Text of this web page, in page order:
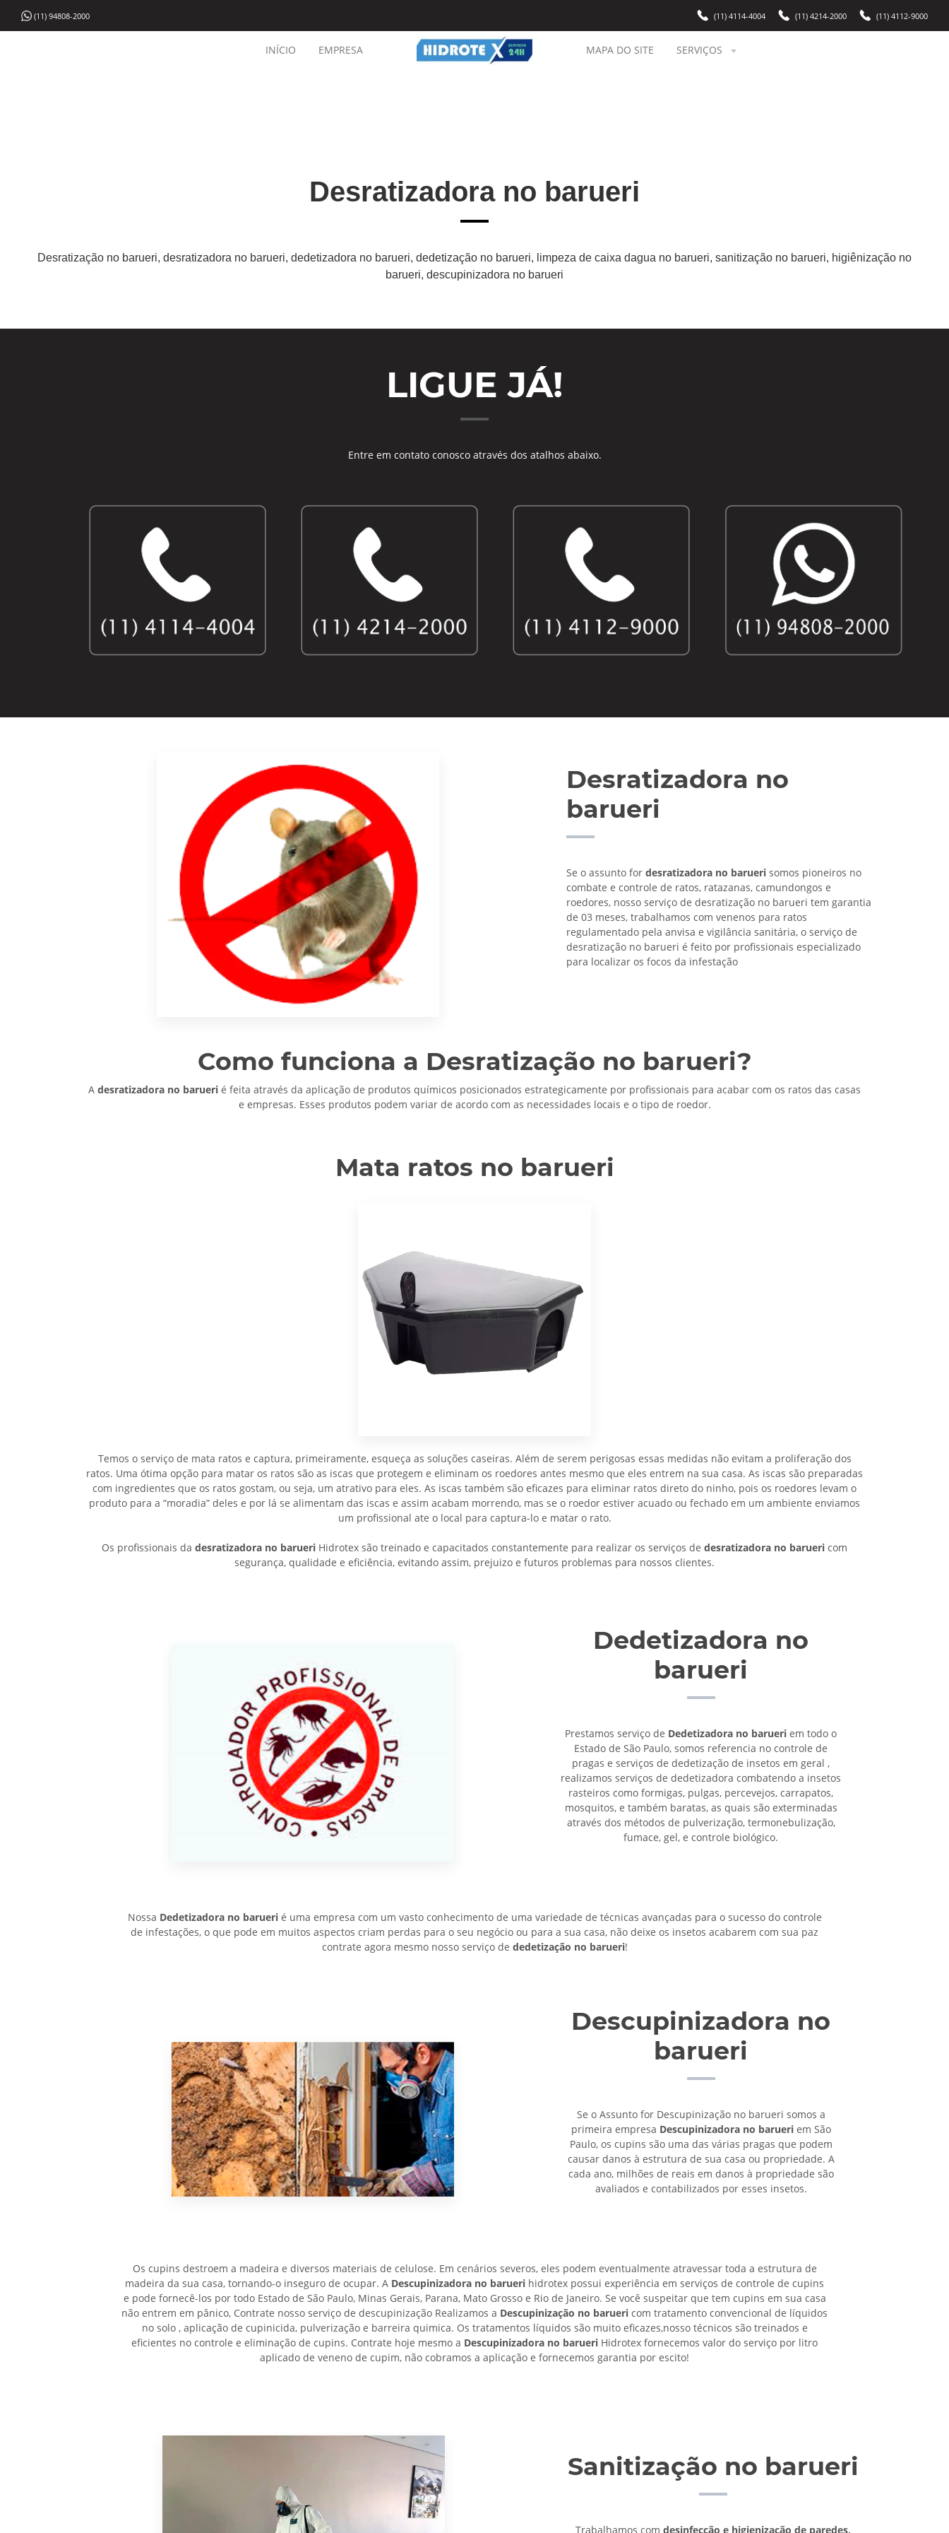
(11) 94808-2000 (11) 4114-4004 (11) 4214-2000 (11) 4112-9000
INÍCIO EMPRESA MAPA DO SITE SERVIÇOS
Desratizadora no barueri
Desratização no barueri, desratizadora no barueri, dedetizadora no barueri, dedetização no barueri, limpeza de caixa dagua no barueri, sanitização no barueri, higiênização no
barueri, descupinizadora no barueri
LIGUE JÁ!
Entre em contato conosco através dos atalhos abaixo.
Desratizadora no
barueri
Se o assunto for desratizadora no barueri somos pioneiros no
combate e controle de ratos, ratazanas, camundongos e
roedores, nosso serviço de desratização no barueri tem garantia
de 03 meses, trabalhamos com venenos para ratos
regulamentado pela anvisa e vigilância sanitária, o serviço de
desratização no barueri é feito por profissionais especializado
para localizar os focos da infestação
Como funciona a Desratização no barueri?
A desratizadora no barueri é feita através da aplicação de produtos químicos posicionados estrategicamente por profissionais para acabar com os ratos das casas
e empresas. Esses produtos podem variar de acordo com as necessidades locais e o tipo de roedor.
Mata ratos no barueri
Temos o serviço de mata ratos e captura, primeiramente, esqueça as soluções caseiras. Além de serem perigosas essas medidas não evitam a proliferação dos
ratos. Uma ótima opção para matar os ratos são as iscas que protegem e eliminam os roedores antes mesmo que eles entrem na sua casa. As iscas são preparadas
com ingredientes que os ratos gostam, ou seja, um atrativo para eles. As iscas também são eficazes para eliminar ratos direto do ninho, pois os roedores levam o
produto para a “moradia” deles e por lá se alimentam das iscas e assim acabam morrendo, mas se o roedor estiver acuado ou fechado em um ambiente enviamos
um profissional ate o local para captura-lo e matar o rato.
Os profissionais da desratizadora no barueri Hidrotex são treinado e capacitados constantemente para realizar os serviços de desratizadora no barueri com
segurança, qualidade e eficiência, evitando assim, prejuizo e futuros problemas para nossos clientes.
Dedetizadora no
barueri
Prestamos serviço de Dedetizadora no barueri em todo o
Estado de São Paulo, somos referencia no controle de
pragas e serviços de dedetização de insetos em geral ,
realizamos serviços de dedetizadora combatendo a insetos
rasteiros como formigas, pulgas, percevejos, carrapatos,
mosquitos, e também baratas, as quais são exterminadas
através dos métodos de pulverização, termonebulização,
fumace, gel, e controle biológico.
Nossa Dedetizadora no baruerié uma empresa com um vasto conhecimento de uma variedade de técnicas avançadas para o sucesso do controle
de infestações, o que pode em muitos aspectos criam perdas para o seu negócio ou para a sua casa, não deixe os insetos acabarem com sua paz
contrate agora mesmo nosso serviço de dedetização no barueri!
Descupinizadora no
barueri
Se o Assunto for Descupinização no barueri somos a
primeira empresa Descupinizadora no barueriem São
Paulo, os cupins são uma das várias pragas que podem
causar danos à estrutura de sua casa ou propriedade. A
cada ano, milhões de reais em danos à propriedade são
avaliados e contabilizados por esses insetos.
Os cupins destroem a madeira e diversos materiais de celulose. Em cenários severos, eles podem eventualmente atravessar toda a estrutura de
madeira da sua casa, tornando-o inseguro de ocupar. A Descupinizadora no barueri hidrotex possui experiência em serviços de controle de cupins
e pode fornecê-los por todo Estado de São Paulo, Minas Gerais, Parana, Mato Grosso e Rio de Janeiro. Se você suspeitar que tem cupins em sua casa
não entrem em pânico, Contrate nosso serviço de descupinização Realizamos a Descupinização no barueri com tratamento convencional de líquidos
no solo , aplicação de cupinicida, pulverização e barreira quimica. Os tratamentos líquidos são muito eficazes,nosso técnicos são treinados e
eficientes no controle e eliminação de cupins. Contrate hoje mesmo a Descupinizadora no barueri Hidrotex fornecemos valor do serviço por litro
aplicado de veneno de cupim, não cobramos a aplicação e fornecemos garantia por escito!
Sanitização no barueri
Trabalhamos comdesinfecção e higienização de paredes,